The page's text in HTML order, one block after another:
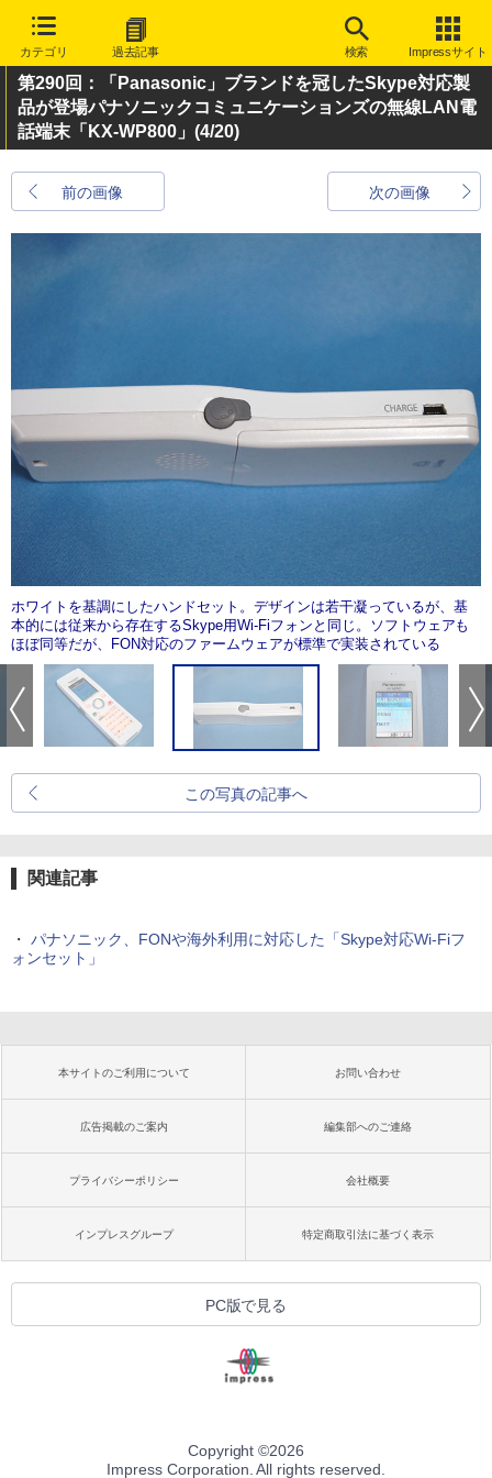
カテゴリ 過去記事 検索 Impressサイト
第290回：「Panasonic」ブランドを冠したSkype対応製
品が登場パナソニックコミュニケーションズの無線LAN電
話端末「KX-WP800」 (4/20)
前の画像 次の画像
ホワイトを基調にしたハンドセット。デザインは若干凝っているが、基
本的には従来から存在するSkype用Wi-Fiフォンと同じ。ソフトウェアも
ほぼ同等だが、FON対応のファームウェアが標準で実装されている
この写真の記事へ
関連記事
・ パナソニック、FONや海外利用に対応した「Skype対応Wi-Fiフ
ォンセット」
本サイトのご利用について お問い合わせ
広告掲載のご案内 編集部へのご連絡
プライバシーポリシー 会社概要
インプレスグループ 特定商取引法に基づく表示
PC版で見る
Copyright ©2026
Impress Corporation. All rights reserved.